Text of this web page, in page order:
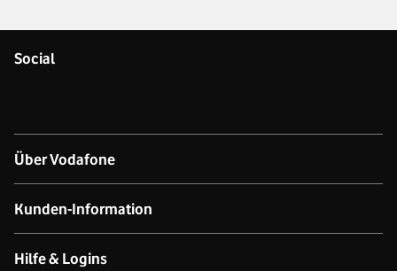
Social
Über Vodafone
Über das Unternehmen
Kunden-Information
Kontakt für Geschäftskund:innen
Hilfe & Logins